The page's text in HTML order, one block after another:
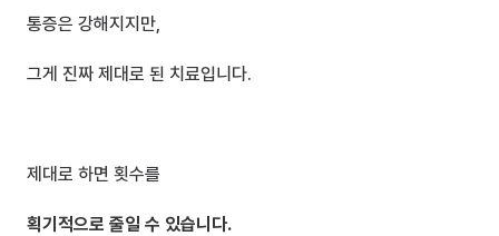
통증은 강해지지만,
그게 진짜 제대로 된 치료입니다.
제대로 하면 횟수를
획기적으로 줄일 수 있습니다.